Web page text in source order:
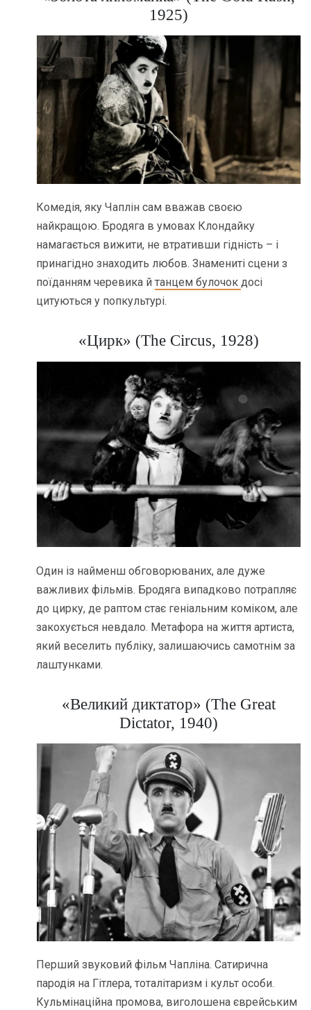
1925)
Комедія, яку Чаплін сам вважав своєю
найкращою. Бродяга в умовах Клондайку
намагається вижити, не втративши гідність – і
принагідно знаходить любов. Знамениті сцени з
поїданням черевика йтанцем булочокдосі
цитуються у попкультурі.
«Цирк» (The Circus, 1928)
Один із найменш обговорюваних, але дуже
важливих фільмів. Бродяга випадково потрапляє
до цирку, де раптом стає геніальним коміком, але
закохується невдало. Метафора на життя артиста,
який веселить публіку, залишаючись самотнім за
лаштунками.
«Великий диктатор» (The Great
Dictator, 1940)
Перший звуковий фільм Чапліна. Сатирична
пародія на Гітлера, тоталітаризм і культ особи.
Кульмінаційна промова, виголошена єврейським